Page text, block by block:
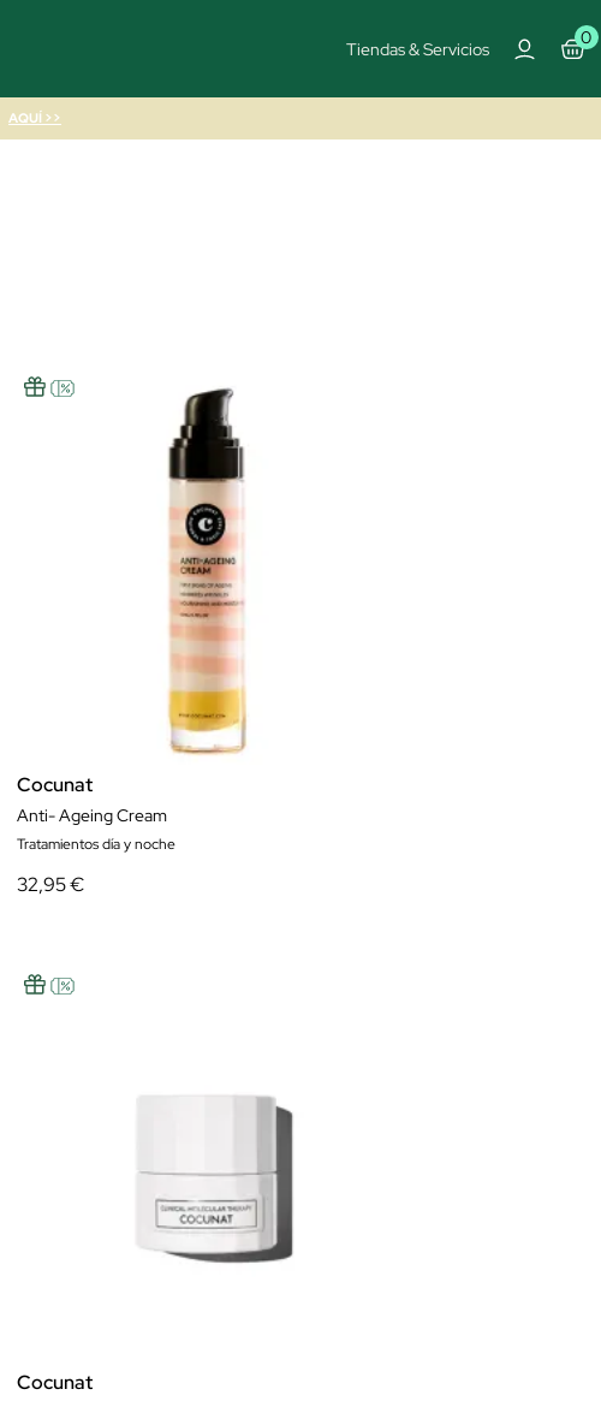
Tiendas & Servicios
0
AQUÍ >>
Cocunat
Anti- Ageing Cream
Tratamientos día y noche
32,95 €
Cocunat